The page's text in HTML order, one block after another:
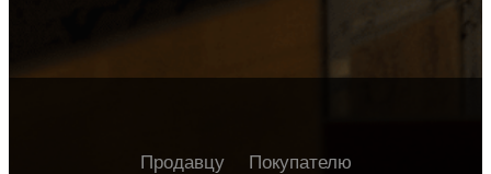
Продавцу
Покупателю